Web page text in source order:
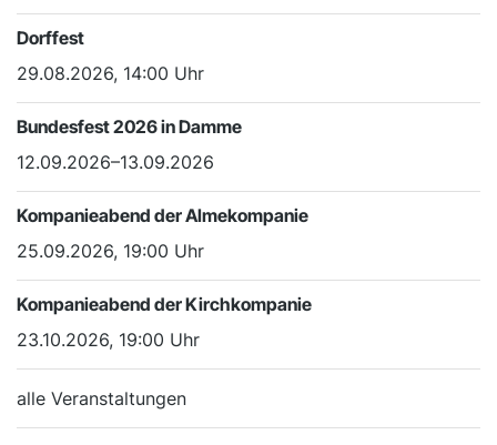
Dorffest
29.08.2026, 14:00 Uhr
Bundesfest 2026 in Damme
12.09.2026–13.09.2026
Kompanieabend der Almekompanie
25.09.2026, 19:00 Uhr
Kompanieabend der Kirchkompanie
23.10.2026, 19:00 Uhr
alle Veranstaltungen